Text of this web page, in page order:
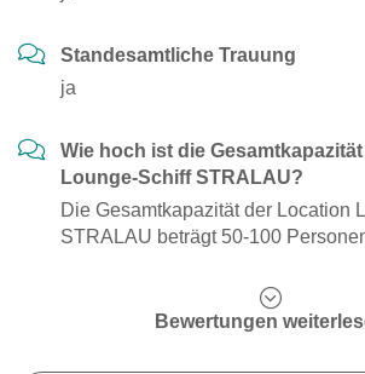
Standesamtliche Trauung
ja
Wie hoch ist die
Lounge-Schiff STRALAU?
Die Gesamtkapazität der Location
STRALAU beträgt 50-100
Bewertungen